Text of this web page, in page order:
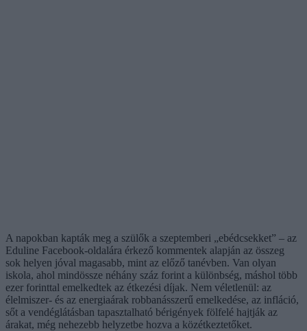
A napokban kapták meg a szülők a szeptemberi „ebédcsekket” – az
Eduline Facebook-oldalára érkező kommentek alapján az összeg
sok helyen jóval magasabb, mint az előző tanévben. Van olyan
iskola, ahol mindössze néhány száz forint a különbség, máshol több
ezer forinttal emelkedtek az étkezési díjak. Nem véletlenül: az
élelmiszer- és az energiaárak robbanásszerű emelkedése, az infláció,
sőt a vendéglátásban tapasztalható bérigények fölfelé hajtják az
árakat, még nehezebb helyzetbe hozva a közétkeztetőket.